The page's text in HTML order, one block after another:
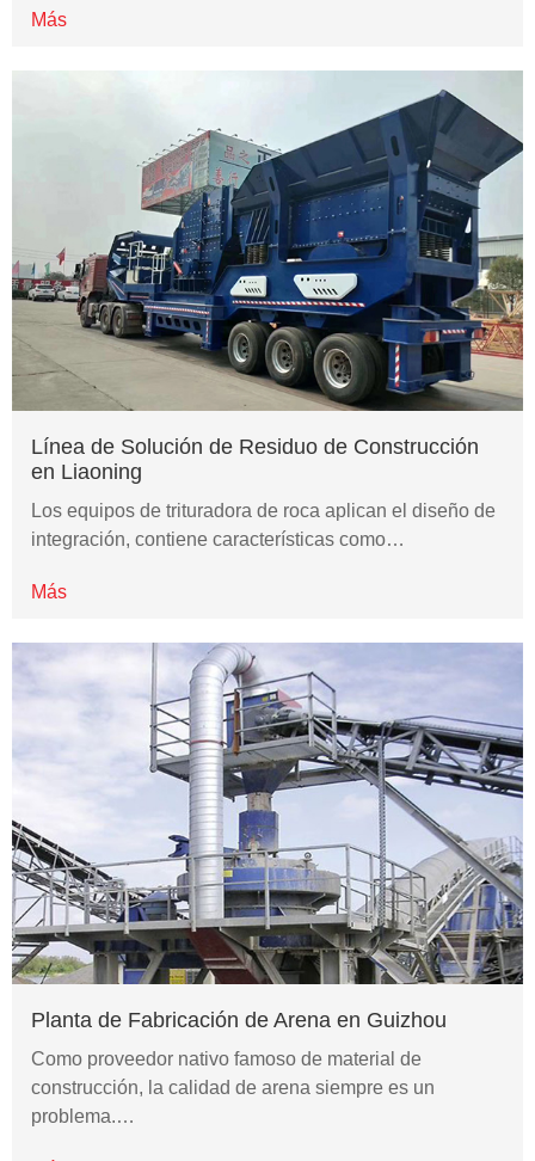
Más
Línea de Solución de Residuo de Construcción
en Liaoning
Los equipos de trituradora de roca aplican el diseño de
integración, contiene características como…
Más
Planta de Fabricación de Arena en Guizhou
Como proveedor nativo famoso de material de
construcción, la calidad de arena siempre es un
problema.…